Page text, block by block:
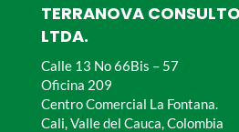
TERRANOVA
LTDA.
Calle 13 No 66Bis – 57
Oficina 209
Centro Comercial La Fontana.
Cali, Valle del Cauca, Colombia